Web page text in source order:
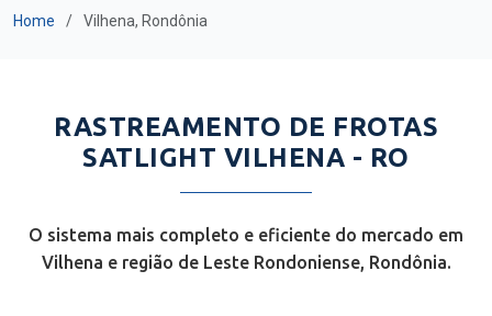
Home Vilhena, Rondônia
RASTREAMENTO DE FROTAS
SATLIGHT VILHENA - RO
O sistema mais completo e eficiente do mercado em
Vilhena e região de Leste Rondoniense, Rondônia.